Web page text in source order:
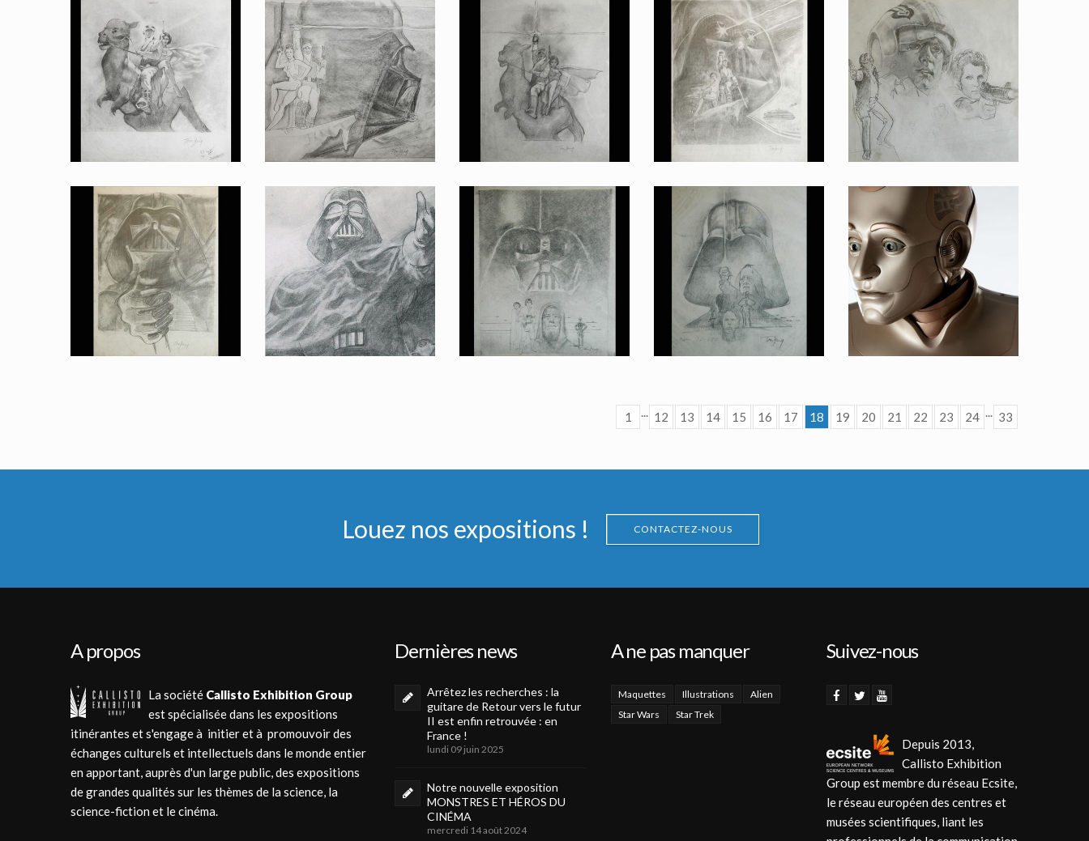
Dessin original d'un projet d'affiche Vador avec sabre laser 2, par Tom Jung pour l'Empire contre-attaque
Fait pour la promotion
Dessin original d'un projet d'affiche de Silhouette de Vador par Tom Jung pour l'Empire contre-attaque
Fait pour la promotion
Dessin original d'un projet d'affiche Vador avec sabre laser et logo, par Tom Jung pour l'Empire contre-attaque
Fait pour la promotion
Dessin original d'un projet d'affiche Vador avec sabre laser, par Tom Jung pour l'Empire contre-attaque
Fait pour la promotion
Dessin original d'un projet d'affiche Vador avec logo, par Tom Jung pour l'Empire contre-attaque
Fait pour la promotion
Dessin original d'un projet d'affiche Luc et Léia sur Tauntaun 2, par Tom Jung pour l'Empire contre-attaque Dessin original d'un projet d'affiche Vador avec Luc et Léia, par Tom Jung pour l'Empire contre-attaque Dessin original d'un projet d'affiche Luc et Léia sur Tauntaun, par Tom Jung pour l'Empire contre-attaque
Fait pour la promotion
Dessin original d'un projet d'affiche Vador/Luc/Léia, par Tom Jung pour l'Empire contre-attaque
Fait pour la promotion
Dessin original d'un projet d'affiche Luc Pilote, par Tom Jung pour l'Empire contre-attaque
Fait pour la promotion
1 ... 12 13 14 15 16 17 18 19 20 21 22 23 24 ... 33
Louez nos expositions ! CONTACTEZ-NOUS
A propos
La société Callisto Exhibition Group
est spécialisée dans les expositions
itinérantes et s'engage à initier et à promouvoir des
échanges culturels et intellectuels dans le monde entier
en apportant, auprès d'un large public, des expositions
de grandes qualités sur les thèmes de la science, la
science-fiction et le cinéma.
Dernières news
Arrêtez les recherches : la
guitare de Retour vers le futur
II est enfin retrouvée : en
France !
lundi 09 juin 2025
Notre nouvelle exposition
MONSTRES ET HÉROS DU
CINÉMA
mercredi 14 août 2024
A ne pas manquer
Maquettes Illustrations
Alien
Star Wars
Star Trek
Suivez-nous
Depuis 2013,
Callisto Exhibition
Group est membre du réseau Ecsite,
le réseau européen des centres et
musées scientifiques, liant les